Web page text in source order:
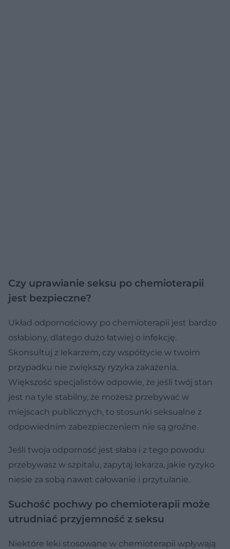
Czy uprawianie seksu po chemioterapii
jest bezpieczne?
Układ odpornościowy po chemioterapii jest bardzo
osłabiony, dlatego dużo łatwiej o infekcję.
Skonsultuj z lekarzem, czy współżycie w twoim
przypadku nie zwiększy ryzyka zakażenia.
Większość specjalistów odpowie, że jeśli twój stan
jest na tyle stabilny, że możesz przebywać w
miejscach publicznych, to stosunki seksualne z
odpowiednim zabezpieczeniem nie są groźne.
Jeśli twoja odporność jest słaba i z tego powodu
przebywasz w szpitalu, zapytaj lekarza, jakie ryzyko
niesie za sobą nawet całowanie i przytulanie.
Suchość pochwy po chemioterapii może
utrudniać przyjemność z seksu
Niektóre leki stosowane w chemioterapii wpływają